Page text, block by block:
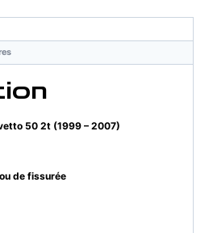
50 2t (1999 – 2007)
de fissurée